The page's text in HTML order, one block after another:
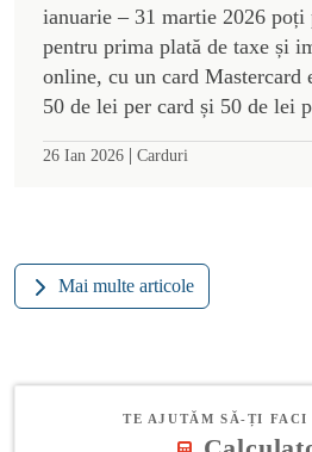
ianuarie – 31 martie 2026
pentru prima plată de taxe și
online, cu un card
50 de lei per card și 50 de lei
26 Ian 2026 | Carduri
Mai multe articole
TE AJUTĂM SĂ-ȚI FACI